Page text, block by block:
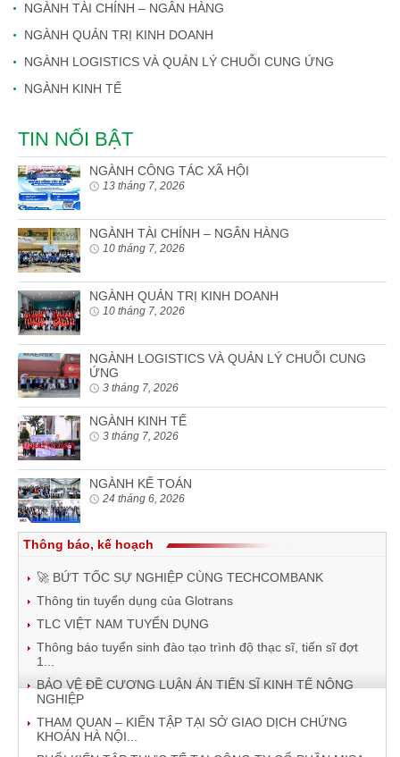
NGÀNH TÀI CHÍNH – NGÂN HÀNG
NGÀNH QUẢN TRỊ KINH DOANH
NGÀNH LOGISTICS VÀ QUẢN LÝ CHUỖI CUNG ỨNG
NGÀNH KINH TẾ
TIN NỔI BẬT
NGÀNH CÔNG TÁC XÃ HỘI
13 tháng 7, 2026
NGÀNH TÀI CHÍNH – NGÂN HÀNG
10 tháng 7, 2026
NGÀNH QUẢN TRỊ KINH DOANH
10 tháng 7, 2026
NGÀNH LOGISTICS VÀ QUẢN LÝ CHUỖI CUNG
ỨNG
3 tháng 7, 2026
NGÀNH KINH TẾ
3 tháng 7, 2026
NGÀNH KẾ TOÁN
24 tháng 6, 2026
Thông báo, kế hoạch
🚀 BỨT TỐC SỰ NGHIỆP CÙNG TECHCOMBANK
Thông tin tuyển dụng của Glotrans
TLC VIỆT NAM TUYỂN DỤNG
Thông báo tuyển sinh đào tạo trình độ thạc sĩ, tiến sĩ đợt
1...
BẢO VỆ ĐỀ CƯƠNG LUẬN ÁN TIẾN SĨ KINH TẾ NÔNG
NGHIỆP
THAM QUAN – KIẾN TẬP TẠI SỞ GIAO DỊCH CHỨNG
KHOÁN HÀ NỘI...